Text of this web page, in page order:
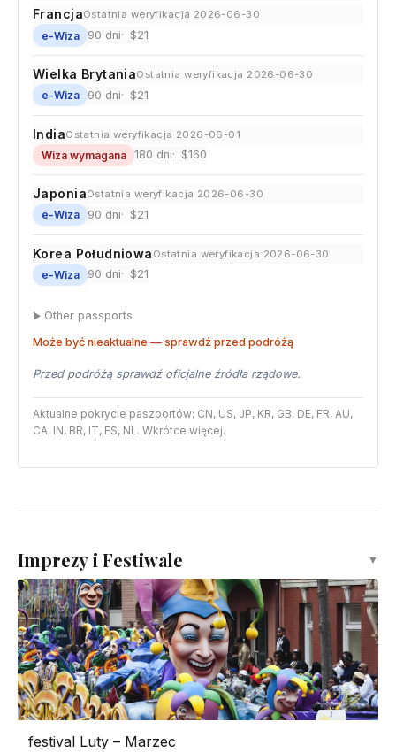
FrancjaOstatnia weryfikacja 2026-06-30
e-Wiza 90 dni $21
Wielka BrytaniaOstatnia weryfikacja 2026-06-30
e-Wiza 90 dni $21
IndiaOstatnia weryfikacja 2026-06-01
Wiza wymagana 180 dni $160
JaponiaOstatnia weryfikacja 2026-06-30
e-Wiza 90 dni $21
Korea Południowa Ostatnia weryfikacja 2026-06-30
e-Wiza 90 dni $21
Other passports
Może być nieaktualne — sprawdź przed podróżą
Przed podróżą sprawdź oficjalne źródła rządowe.
Aktualne pokrycie paszportów: CN, US, JP, KR, GB, DE, FR, AU,
CA, IN, BR, IT, ES, NL. Wkrótce więcej.
Imprezy i Festiwale ▼
festival Luty – Marzec